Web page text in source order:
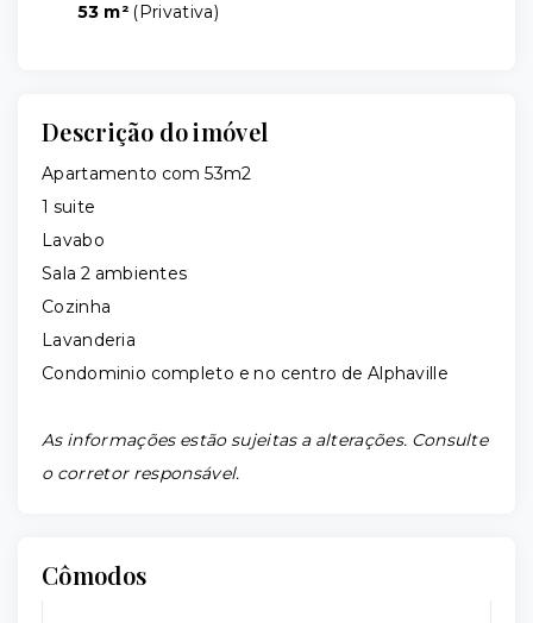
53 m² (Privativa)
Descrição do imóvel
Apartamento com 53m2
1 suite
Lavabo
Sala 2 ambientes
Cozinha
Lavanderia
Condominio completo e no centro de Alphaville
As informações estão sujeitas a alterações. Consulte
o corretor responsável.
Cômodos